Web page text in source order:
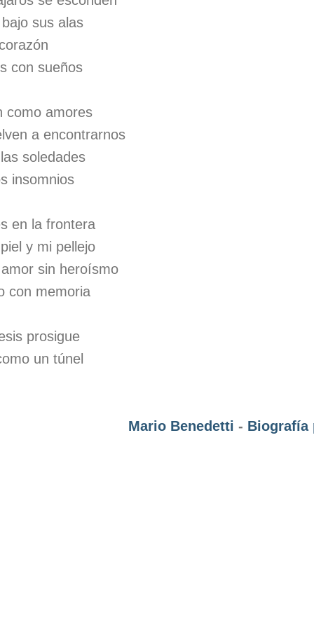
sus alas
con sueños
como amores
a encontrarnos
soledades
insomnios
en la frontera
y mi pellejo
sin heroísmo
con memoria
prosigue
un túnel
Mario Benedetti - Biografía